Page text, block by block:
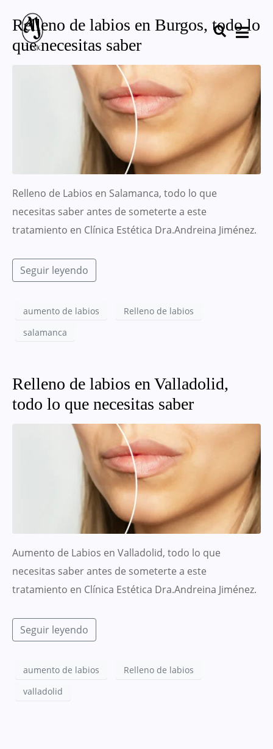
Relleno de labios en Burgos, todo lo
que necesitas saber
Relleno de Labios en Salamanca, todo lo que
necesitas saber antes de someterte a este
tratamiento en Clínica Estética Dra.Andreina Jiménez.
Seguir leyendo
aumento de labios
Relleno de labios
salamanca
Relleno de labios en Valladolid,
todo lo que necesitas saber
Aumento de Labios en Valladolid, todo lo que
necesitas saber antes de someterte a este
tratamiento en Clínica Estética Dra.Andreina Jiménez.
Seguir leyendo
aumento de labios
Relleno de labios
valladolid